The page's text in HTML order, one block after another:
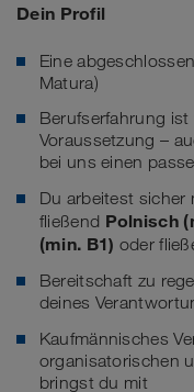
Dein Profil
Eine
Matura)
Berufserfahrung
Voraussetzung –
bei uns einen
Du arbeitest sicher
fließend Polnisch
(min. B1) oder
Bereitschaft zu
deines
Kaufmännisches
organisatorischen
bringst du mit